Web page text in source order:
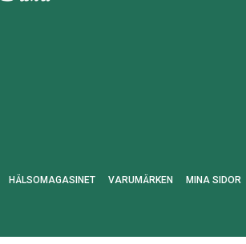
HÄLSOMAGASINET VARUMÄRKEN MINA SIDOR